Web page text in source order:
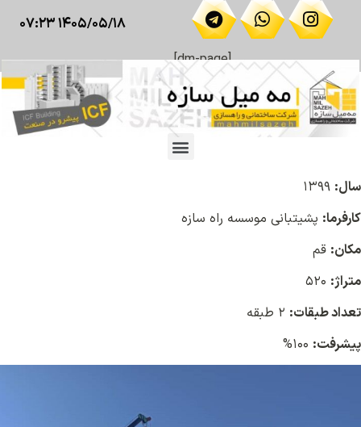
۱۴۰۵/۰۵/۱۸ ۰۷:۲۳
[dm-page]
سال:
کارفرما: پشیتبانی موسسه راه سازه
مکان: قم
متراژ:
تعداد طبقات:
پیشرفت: